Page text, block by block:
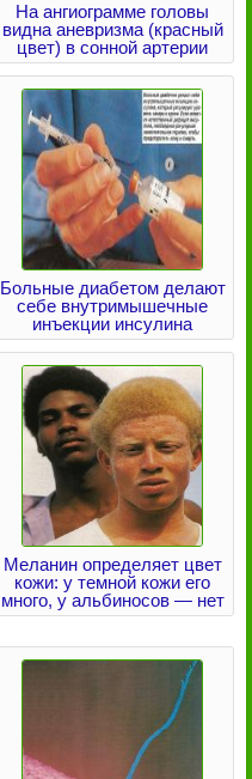
На ангиограмме головы
видна аневризма (красный
цвет) в сонной артерии
Больные диабетом делают
себе внутримышечные
инъекции инсулина
Меланин определяет цвет
кожи: у темной кожи его
много, у альбиносов — нет